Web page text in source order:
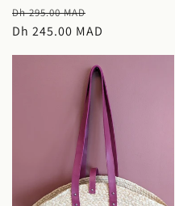
Regular
price
Dh 295.00 MAD
price
Dh 245.00 MAD